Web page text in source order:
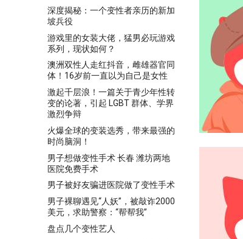
深度揭秘：一个变性者亲历的新加
坡兵役
游戏里的女装大佬，猛男必玩游戏
系列，现状如何？
澳洲双性人走红抖音，雌雄器官同
体！16岁前一直以为自己是女性
激起千层浪！一篇关于青少年性转
变的论著，引起 LGBT 群体、学界
激烈争辩
火爆全球的变装选秀，带来最强的
时尚脑洞！
男子想做变性手术 长春 潍坊两地
医院免费手术
男子被好友骗进医院做了变性手术
男子裸聊遇见“人妖”，被敲诈2000
美元，求助警察：“帮帮我”
盘点几个变性艺人